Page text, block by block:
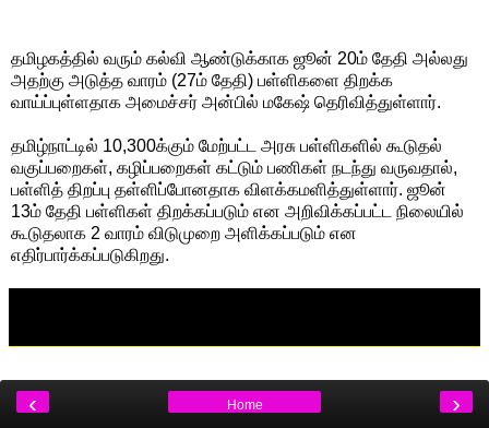
தமிழகத்தில் வரும் கல்வி ஆண்டுக்காக ஜூன் 20ம் தேதி அல்லது
அதற்கு அடுத்த வாரம் (27ம் தேதி) பள்ளிகளை திறக்க
வாய்ப்புள்ளதாக அமைச்சர் அன்பில் மகேஷ் தெரிவித்துள்ளார்.
தமிழ்நாட்டில் 10,300க்கும் மேற்பட்ட அரசு பள்ளிகளில் கூடுதல்
வகுப்பறைகள், கழிப்பறைகள் கட்டும் பணிகள் நடந்து வருவதால்,
பள்ளித் திறப்பு தள்ளிப்போனதாக விளக்கமளித்துள்ளார். ஜூன்
13ம் தேதி பள்ளிகள் திறக்கப்படும் என அறிவிக்கப்பட்ட நிலையில்
கூடுதலாக 2 வாரம் விடுமுறை அளிக்கப்படும் என
எதிர்பார்க்கப்படுகிறது.
‹ ›
Home